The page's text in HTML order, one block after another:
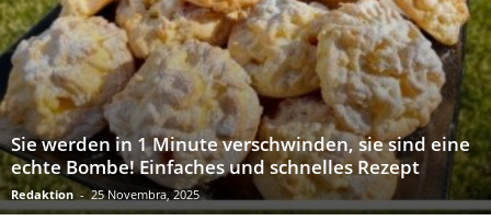
Sie werden in 1 Minute verschwinden, sie sind eine
echte Bombe! Einfaches und schnelles Rezept
Redaktion - 25 Novembra, 2025